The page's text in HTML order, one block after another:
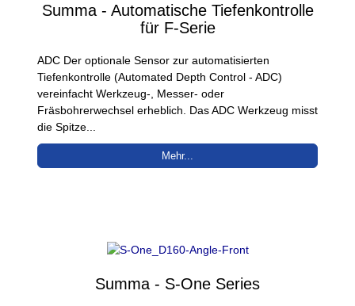
Summa - Automatische Tiefenkontrolle
für F-Serie
ADC Der optionale Sensor zur automatisierten
Tiefenkontrolle (Automated Depth Control - ADC)
vereinfacht Werkzeug-, Messer- oder
Fräsbohrerwechsel erheblich. Das ADC Werkzeug misst
die Spitze...
Mehr...
Summa - S-One Series